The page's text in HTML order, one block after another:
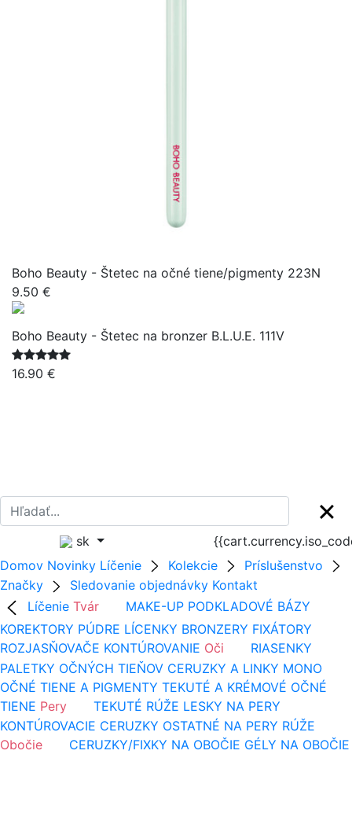
Boho Beauty - Štetec na očné tiene/pigmenty 223N
9.50 €
Boho Beauty - Štetec na bronzer B.L.U.E. 111V
16.90 €
sk
Domov Novinky Líčenie Kolekcie
Príslušenstvo
Značky
Sledovanie objednávky Kontakt
Líčenie Tvár MAKE-UP PODKLADOVÉ BÁZY
KOREKTORY PÚDRE LÍCENKY BRONZERY FIXÁTORY
ROZJASŇOVAČE KONTÚROVANIE Oči
RIASENKY
PALETKY OČNÝCH TIEŇOV CERUZKY A LINKY MONO
OČNÉ TIENE A PIGMENTY TEKUTÉ A KRÉMOVÉ OČNÉ
TIENE Pery TEKUTÉ RÚŽE LESKY NA PERY
KONTÚROVACIE CERUZKY OSTATNÉ NA PERY RÚŽE
Obočie
CERUZKY/FIXKY NA OBOČIE GÉLY NA OBOČIE